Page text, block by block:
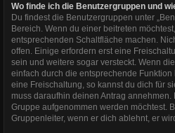
Wo finde ich die Benutzergruppen und
Du findest die Benutzergruppen unter
Bereich. Wenn du einer beitreten
entsprechenden Schaltfläche machen.
offen. Einige erfordern erst eine
sein und weitere sogar versteckt. Wenn
einfach durch die entsprechende
eine Freischaltung, so kannst du dich für
muss daraufhin deinen Antrag
Gruppe aufgenommen werden möchtest.
Gruppenleiter, wenn er dich ablehnt, er